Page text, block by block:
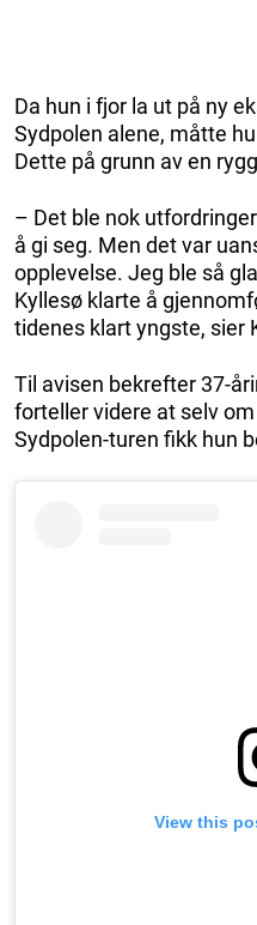
Da hun i fjor la ut på ny
Sydpolen alene, måtte
Dette på grunn av en
– Det ble nok
å gi seg. Men det var
opplevelse. Jeg ble så
Kyllesø klarte å
tidenes klart yngste, sier
Til avisen bekrefter 37-
forteller videre at selv
Sydpolen-turen fikk hun
View this